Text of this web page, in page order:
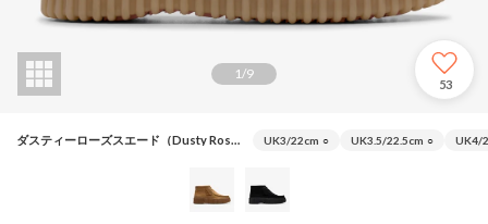
1/9
53
ダスティーローズスエード（Dusty Rose Sde） UK3/22cm ○ UK3.5/22.5cm ○ UK4/